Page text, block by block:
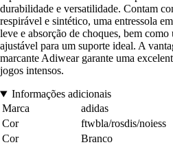
durabilidade e versatilidade. Contam
respirável e sintético, uma entressola
leve e absorção de choques, bem como
ajustável para um suporte ideal. A
marcante Adiwear garante uma
jogos intensos.
Informações adicionais
Marca
adidas
Cor
ftwbla/rosdis/noiess
Cor
Branco